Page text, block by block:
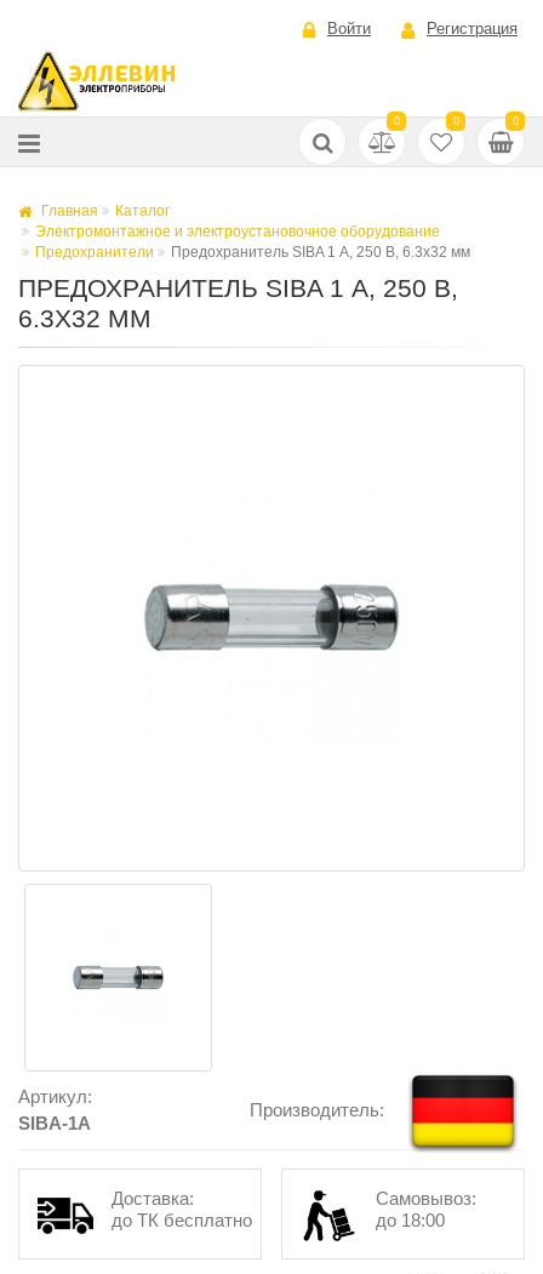
Войти Регистрация
0 0 0
Главная
Каталог
Электромонтажное и электроустановочное оборудование
Предохранители
Предохранитель SIBA 1 А, 250 В, 6.3х32 мм
ПРЕДОХРАНИТЕЛЬ SIBA 1 А, 250 В,
6.3Х32 ММ
Артикул:
SIBA-1А
Производитель:
Доставка:
до ТК бесплатно
Самовывоз:
до 18:00